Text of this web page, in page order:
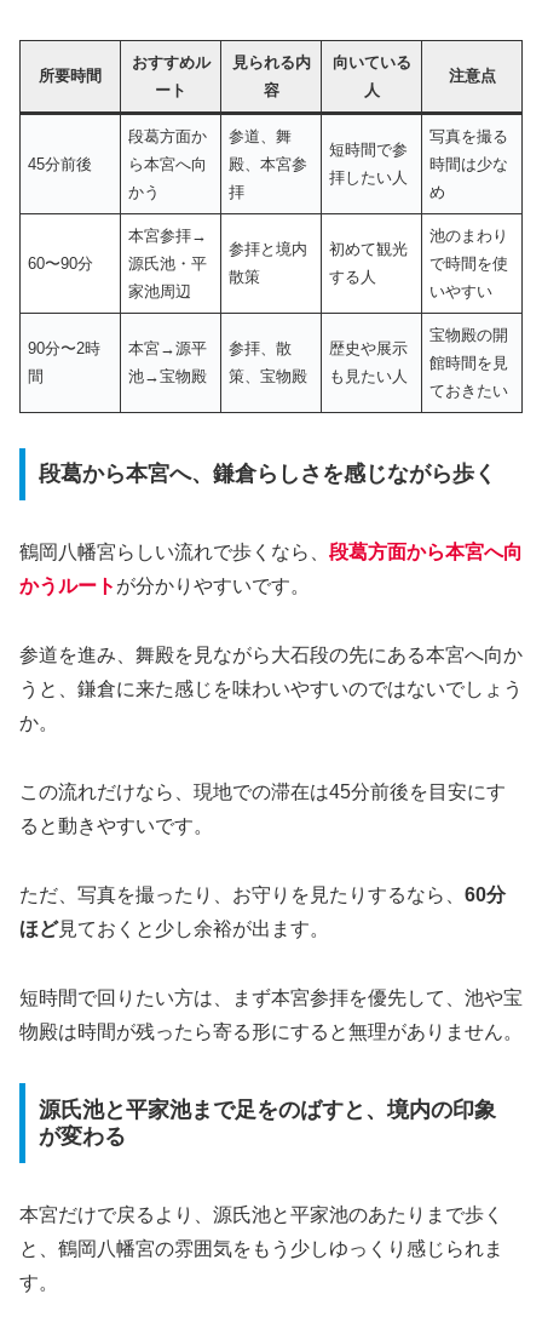
所要時間
おすすめル
ート
見られる内
容
向いている
人
注意点
45分前後
段葛方面か
ら本宮へ向
かう
参道、舞
殿、本宮参
拝
短時間で参
拝したい人
写真を撮る
時間は少な
め
60〜90分
本宮参拝→
源氏池・平
家池周辺
参拝と境内
散策
初めて観光
する人
池のまわり
で時間を使
いやすい
90分〜2時
間
本宮→源平
池→宝物殿
参拝、散
策、宝物殿
歴史や展示
も見たい人
宝物殿の開
館時間を見
ておきたい
段葛から本宮へ、鎌倉らしさを感じながら歩く
鶴岡八幡宮らしい流れで歩くなら、 段葛方面から本宮へ向
かうルート が分かりやすいです。
参道を進み、舞殿を見ながら大石段の先にある本宮へ向か
うと、鎌倉に来た感じを味わいやすいのではないでしょう
か。
この流れだけなら、現地での滞在は45分前後を目安にす
ると動きやすいです。
ただ、写真を撮ったり、お守りを見たりするなら、 60分
ほど見ておくと少し余裕が出ます。
短時間で回りたい方は、まず本宮参拝を優先して、池や宝
物殿は時間が残ったら寄る形にすると無理がありません。
源氏池と平家池まで足をのばすと、境内の印象
が変わる
本宮だけで戻るより、源氏池と平家池のあたりまで歩く
と、鶴岡八幡宮の雰囲気をもう少しゆっくり感じられま
す。